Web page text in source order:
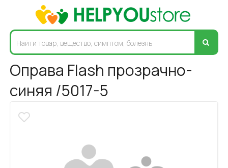
Оправа Flash прозрачно-
синяя /5017-5